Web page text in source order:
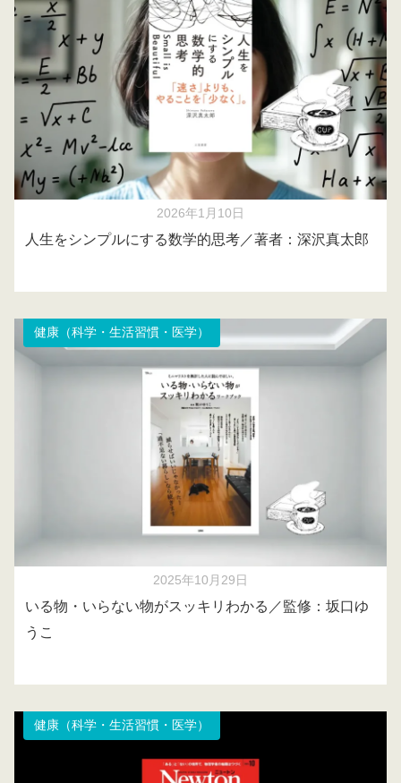
2026年1月10日
人生をシンプルにする数学的思考／著者：深沢真太郎
健康（科学・生活習慣・医学）
2025年10月29日
いる物・いらない物がスッキリわかる／監修：坂口ゆ
うこ
健康（科学・生活習慣・医学）